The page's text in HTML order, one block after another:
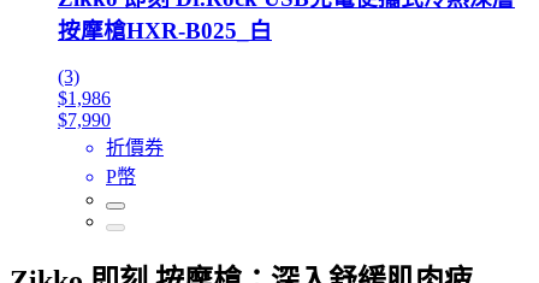
按摩槍HXR-B025_白
(3)
$1,986
$7,990
折價券
P幣